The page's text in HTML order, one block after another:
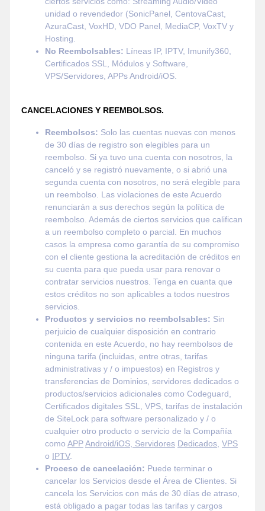
unidad o revendedor (SonicPanel, CentovaCast,
AzuraCast, VoxHD, VDO Panel, MediaCP, VoxTV y
Hosting.
No Reembolsables: Líneas IP, IPTV, Imunify360,
Certificados SSL, Módulos y Software,
VPS/Servidores, APPs Android/iOS.
CANCELACIONES Y REEMBOLSOS.
Reembolsos: Solo las cuentas nuevas con menos
de 30 días de registro son elegibles para un
reembolso. Si ya tuvo una cuenta con nosotros, la
canceló y se registró nuevamente, o si abrió una
segunda cuenta con nosotros, no será elegible para
un reembolso. Las violaciones de este Acuerdo
renunciarán a sus derechos según la política de
reembolso. Además de ciertos servicios que califican
a un reembolso completo o parcial. En muchos
casos la empresa como garantía de su compromiso
con el cliente gestiona la acreditación de créditos en
su cuenta para que pueda usar para renovar o
contratar servicios nuestros. Tenga en cuanta que
estos créditos no son aplicables a todos nuestros
servicios.
Productos y servicios no reembolsables: Sin
perjuicio de cualquier disposición en contrario
contenida en este Acuerdo, no hay reembolsos de
ninguna tarifa (incluidas, entre otras, tarifas
administrativas y / o impuestos) en Registros y
transferencias de Dominios, servidores dedicados o
productos/servicios adicionales como Codeguard,
Certificados digitales SSL, VPS, tarifas de instalación
de SiteLock para software personalizado y / o
cualquier otro producto o servicio de la Compañía
como APPAndroid/iOS, Servidores Dedicados, VPS
o IPTV.
Proceso de cancelación: Puede terminar o
cancelar los Servicios desde el Área de Clientes. Si
cancela los Servicios con más de 30 días de atraso,
está obligado a pagar todas las tarifas y cargos